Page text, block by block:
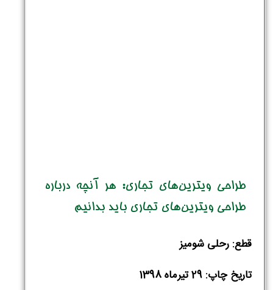
طراحی ویترین‌‌های تجاری: هر آنچه درباره
طراحی ویترین‌های تجاری باید بدانیم
قطع: رحلی شومیز
تاریخ چاپ: 29 تیرماه 1398